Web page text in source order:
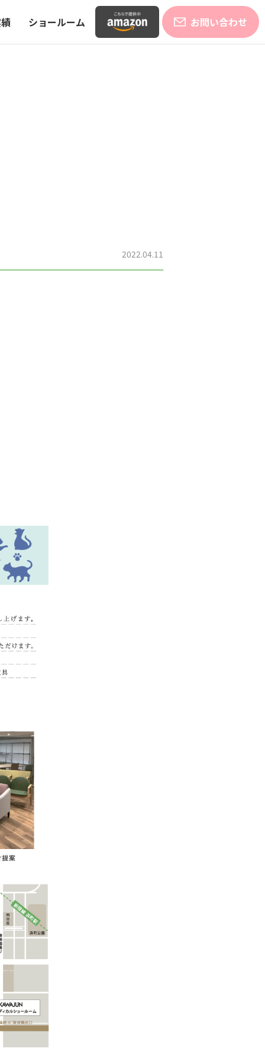
ショールーム お問い合わせ
2022.04.11